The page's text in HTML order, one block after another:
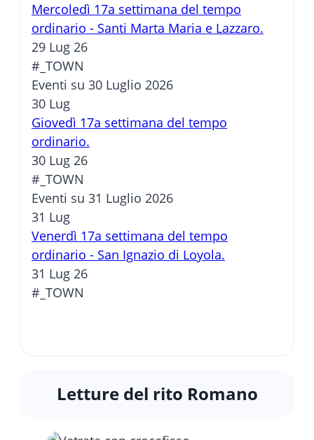
Mercoledì 17a settimana del tempo
ordinario - Santi Marta Maria e Lazzaro.
29 Lug 26
#_TOWN
Eventi su 30 Luglio 2026
30 Lug
Giovedì 17a settimana del tempo
ordinario.
30 Lug 26
#_TOWN
Eventi su 31 Luglio 2026
31 Lug
Venerdì 17a settimana del tempo
ordinario - San Ignazio di Loyola.
31 Lug 26
#_TOWN
Letture del rito Romano